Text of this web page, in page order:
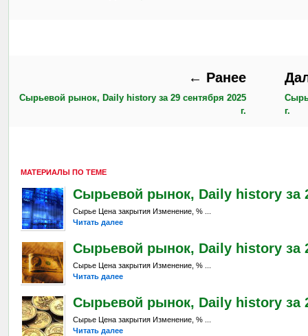
← Ранее
Сырьевой рынок, Daily history за 29 сентября 2025
г.
г.
МАТЕРИАЛЫ ПО ТЕМЕ
Сырьевой рынок, Daily history за
Сырье Цена закрытия Изменение, % ...
Читать далее
Сырьевой рынок, Daily history за
Сырье Цена закрытия Изменение, % ...
Читать далее
Сырьевой рынок, Daily history за
Сырье Цена закрытия Изменение, % ...
Читать далее